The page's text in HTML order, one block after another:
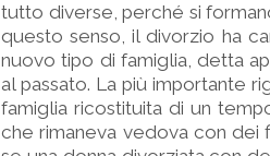
tutto diverse, perché si
questo senso, il divorzio ha
nuovo tipo di famiglia, detta
al passato. La più importante
famiglia ricostituita di un
che rimaneva vedova con dei